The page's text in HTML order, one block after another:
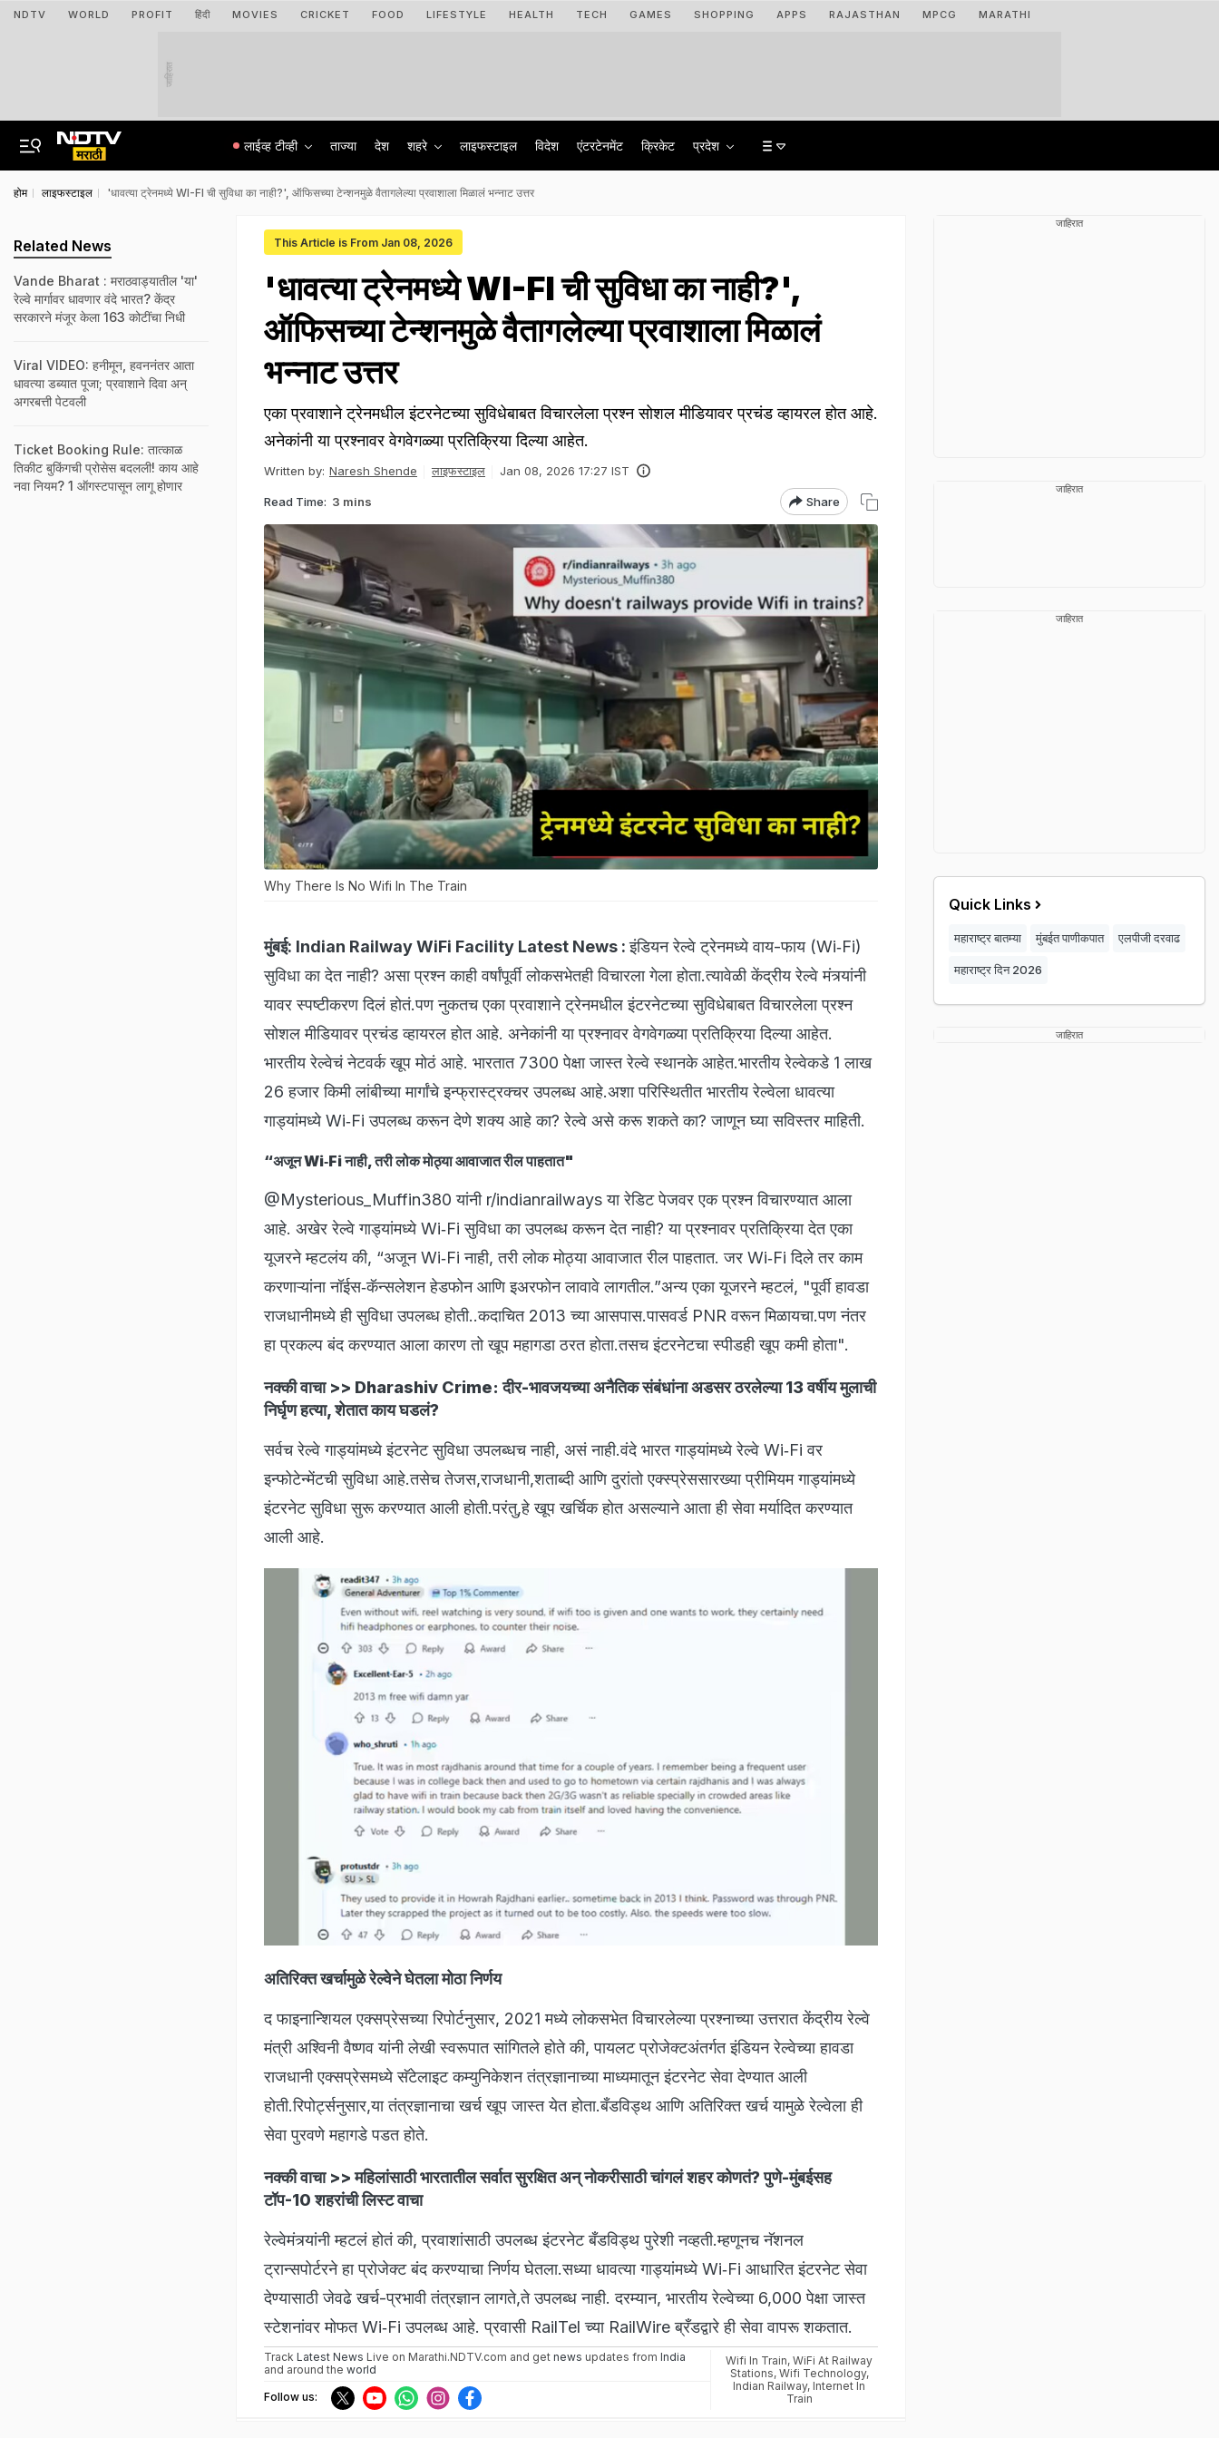
NDTV WORLD PROFIT हिंदी MOVIES CRICKET FOOD LIFESTYLE HEALTH TECH GAMES SHOPPING APPS RAJASTHAN MPCG MARATHI
जाहिरात
लाईव्ह टीव्ही ताज्या देश शहरे लाइफस्टाइल विदेश एंटरटेनमेंट क्रिकेट प्रदेश
होम लाइफस्टाइल 'धावत्या ट्रेनमध्ये WI-FI ची सुविधा का नाही?', ऑफिसच्या टेन्शनमुळे वैतागलेल्या प्रवाशाला मिळालं भन्नाट उत्तर
This Article is From Jan 08, 2026
'धावत्या ट्रेनमध्ये WI-FI ची सुविधा का नाही?',
ऑफिसच्या टेन्शनमुळे वैतागलेल्या प्रवाशाला मिळालं
भन्नाट उत्तर
एका प्रवाशाने ट्रेनमधील इंटरनेटच्या सुविधेबाबत विचारलेला प्रश्न सोशल मीडियावर प्रचंड व्हायरल होत आहे.
अनेकांनी या प्रश्नावर वेगवेगळ्या प्रतिक्रिया दिल्या आहेत.
Written by: Naresh Shende लाइफस्टाइल Jan 08, 2026 17:27 IST
Read Time: 3 mins Share
Why There Is No Wifi In The Train
मुंबई: Indian Railway WiFi Facility Latest News :इंडियन रेल्वे ट्रेनमध्ये वाय-फाय (Wi‑Fi)
सुविधा का देत नाही? असा प्रश्न काही वर्षांपूर्वी लोकसभेतही विचारला गेला होता.त्यावेळी केंद्रीय रेल्वे मंत्र्यांनी
यावर स्पष्टीकरण दिलं होतं.पण नुकतच एका प्रवाशाने ट्रेनमधील इंटरनेटच्या सुविधेबाबत विचारलेला प्रश्न
सोशल मीडियावर प्रचंड व्हायरल होत आहे. अनेकांनी या प्रश्नावर वेगवेगळ्या प्रतिक्रिया दिल्या आहेत.
भारतीय रेल्वेचं नेटवर्क खूप मोठं आहे. भारतात 7300 पेक्षा जास्त रेल्वे स्थानके आहेत.भारतीय रेल्वेकडे 1 लाख
26 हजार किमी लांबीच्या मार्गांचे इन्फ्रास्ट्रक्चर उपलब्ध आहे.अशा परिस्थितीत भारतीय रेल्वेला धावत्या
गाड्यांमध्ये Wi‑Fi उपलब्ध करून देणे शक्य आहे का? रेल्वे असे करू शकते का? जाणून घ्या सविस्तर माहिती.
“अजून Wi‑Fi नाही, तरी लोक मोठ्या आवाजात रील पाहतात"
@Mysterious_Muffin380 यांनी r/indianrailways या रेडिट पेजवर एक प्रश्न विचारण्यात आला
आहे. अखेर रेल्वे गाड्यांमध्ये Wi‑Fi सुविधा का उपलब्ध करून देत नाही? या प्रश्नावर प्रतिक्रिया देत एका
यूजरने म्हटलंय की, “अजून Wi‑Fi नाही, तरी लोक मोठ्या आवाजात रील पाहतात. जर Wi‑Fi दिले तर काम
करणाऱ्यांना नॉईस‑कॅन्सलेशन हेडफोन आणि इअरफोन लावावे लागतील.”अन्य एका यूजरने म्हटलं, "पूर्वी हावडा
राजधानीमध्ये ही सुविधा उपलब्ध होती..कदाचित 2013 च्या आसपास.पासवर्ड PNR वरून मिळायचा.पण नंतर
हा प्रकल्प बंद करण्यात आला कारण तो खूप महागडा ठरत होता.तसच इंटरनेटचा स्पीडही खूप कमी होता".
नक्की वाचा >> Dharashiv Crime: दीर-भावजयच्या अनैतिक संबंधांना अडसर ठरलेल्या 13 वर्षीय मुलाची
निर्घृण हत्या, शेतात काय घडलं?
सर्वच रेल्वे गाड्यांमध्ये इंटरनेट सुविधा उपलब्धच नाही, असं नाही.वंदे भारत गाड्यांमध्ये रेल्वे Wi‑Fi वर
इन्फोटेन्मेंटची सुविधा आहे.तसेच तेजस,राजधानी,शताब्दी आणि दुरांतो एक्स्प्रेससारख्या प्रीमियम गाड्यांमध्ये
इंटरनेट सुविधा सुरू करण्यात आली होती.परंतु,हे खूप खर्चिक होत असल्याने आता ही सेवा मर्यादित करण्यात
आली आहे.
अतिरिक्त खर्चामुळे रेल्वेने घेतला मोठा निर्णय
द फाइनान्शियल एक्सप्रेसच्या रिपोर्टनुसार, 2021 मध्ये लोकसभेत विचारलेल्या प्रश्नाच्या उत्तरात केंद्रीय रेल्वे
मंत्री अश्विनी वैष्णव यांनी लेखी स्वरूपात सांगितले होते की, पायलट प्रोजेक्टअंतर्गत इंडियन रेल्वेच्या हावडा
राजधानी एक्सप्रेसमध्ये सॅटेलाइट कम्युनिकेशन तंत्रज्ञानाच्या माध्यमातून इंटरनेट सेवा देण्यात आली
होती.रिपोर्ट्सनुसार,या तंत्रज्ञानाचा खर्च खूप जास्त येत होता.बँडविड्थ आणि अतिरिक्त खर्च यामुळे रेल्वेला ही
सेवा पुरवणे महागडे पडत होते.
नक्की वाचा >>महिलांसाठी भारतातील सर्वात सुरक्षित अन् नोकरीसाठी चांगलं शहर कोणतं? पुणे-मुंबईसह
टॉप-10 शहरांची लिस्ट वाचा
रेल्वेमंत्र्यांनी म्हटलं होतं की, प्रवाशांसाठी उपलब्ध इंटरनेट बँडविड्थ पुरेशी नव्हती.म्हणूनच नॅशनल
ट्रान्सपोर्टरने हा प्रोजेक्ट बंद करण्याचा निर्णय घेतला.सध्या धावत्या गाड्यांमध्ये Wi‑Fi आधारित इंटरनेट सेवा
देण्यासाठी जेवढे खर्च-प्रभावी तंत्रज्ञान लागते,ते उपलब्ध नाही. दरम्यान, भारतीय रेल्वेच्या 6,000 पेक्षा जास्त
स्टेशनांवर मोफत Wi‑Fi उपलब्ध आहे. प्रवासी RailTel च्या RailWire ब्रँडद्वारे ही सेवा वापरू शकतात.
Track Latest News Live on Marathi.NDTV.com and get news updates from India
and around the world
Follow us:
Wifi In Train,WiFi At Railway
Stations, Wifi Technology,
Indian Railway, Internet In
Train
Related News
Vande Bharat : मराठवाड्यातील 'या'
रेल्वे मार्गावर धावणार वंदे भारत? केंद्र
सरकारने मंजूर केला 163 कोटींचा निधी
Viral VIDEO: हनीमून, हवननंतर आता
धावत्या डब्यात पूजा; प्रवाशाने दिवा अन्
अगरबत्ती पेटवली
Ticket Booking Rule: तात्काळ
तिकीट बुकिंगची प्रोसेस बदलली! काय आहे
नवा नियम? 1 ऑगस्टपासून लागू होणार
जाहिरात
जाहिरात
जाहिरात
Quick Links
महाराष्ट्र बातम्या मुंबईत पाणीकपात एलपीजी दरवाढ
महाराष्ट्र दिन 2026
जाहिरात